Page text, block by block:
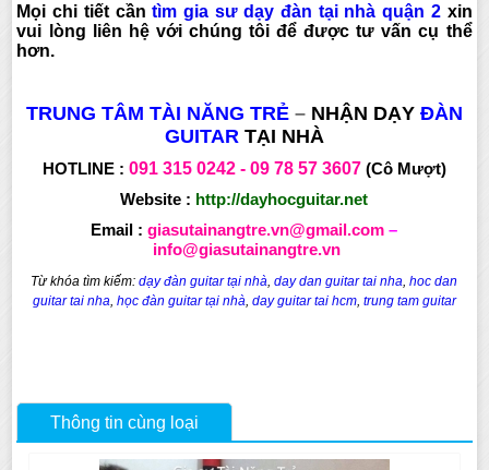
Mọi chi tiết cầntìm gia sư dạy đàn tại nhà quận 2xin
vui lòng liên hệ với chúng tôi để được tư vấn cụ thể
hơn.
TRUNG TÂM TÀI NĂNG TRẺ– NHẬN DẠY ĐÀN
GUITAR TẠI NHÀ
HOTLINE : 091 315 0242 - 09 78 57 3607 (Cô Mượt)
Website : http://dayhocguitar.net
Email : giasutainangtre.vn@gmail.com –
info@giasutainangtre.vn
Từ khóa tìm kiếm:dạy đàn guitar tại nhà,day dan guitar tai nha,hoc dan
guitar tai nha, học đàn guitar tại nhà, day guitar tai hcm, trung tam guitar
Thông tin cùng loại